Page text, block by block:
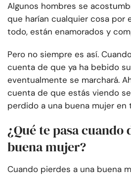
Algunos hombres se
que harían cualquier cosa por
todo, están enamorados y
Pero no siempre es así.
cuenta de que ya ha bebido
eventualmente se marchará.
cuenta de que estás viendo
perdido a una buena mujer en
¿Qué te pasa cuando
buena mujer?
Cuando pierdes a una buena